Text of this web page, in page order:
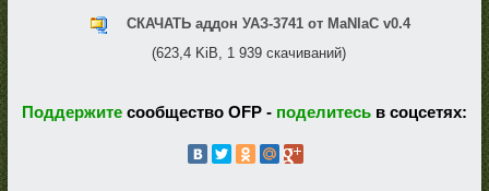
СКАЧАТЬ аддон УАЗ-3741 от MaNIaC v0.4
(623,4 KiB, 1 939 скачиваний)
Поддержите сообщество OFP - поделитесь в соцсетях: